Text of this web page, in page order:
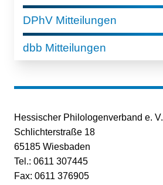
DPhV Mitteilungen
dbb Mitteilungen
Hessischer Philologenverband e. V.
Schlichterstraße 18
65185 Wiesbaden
Tel.: 0611 307445
Fax: 0611 376905